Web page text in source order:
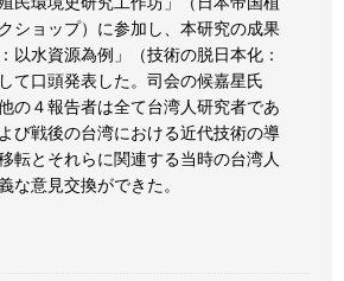
ショップ）に参加し、本研究の成果
以水資源為例」（技術の脱日本化：
て口頭発表した。司会の候嘉星氏
の４報告者は全て台湾人研究者であ
び戦後の台湾における近代技術の導
転とそれらに関連する当時の台湾人
な意見交換ができた。